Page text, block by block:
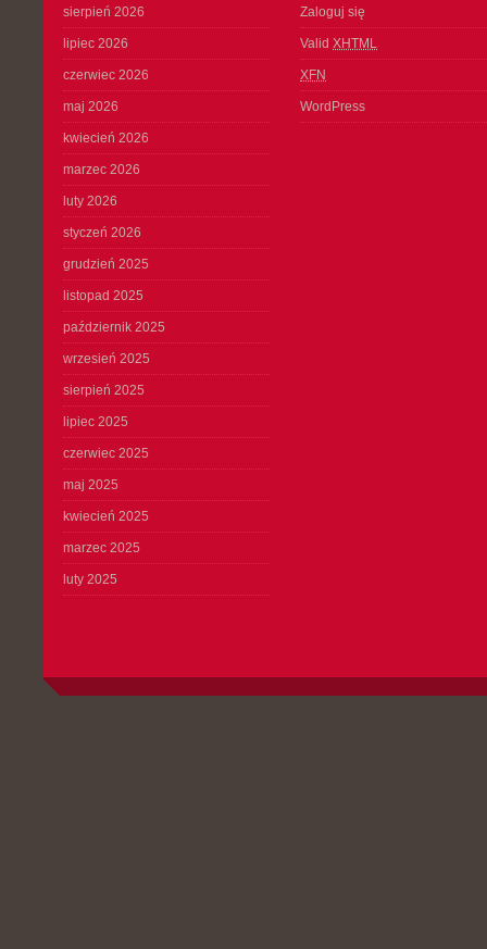
sierpień 2026
lipiec 2026
czerwiec 2026
maj 2026
kwiecień 2026
marzec 2026
luty 2026
styczeń 2026
grudzień 2025
listopad 2025
październik 2025
wrzesień 2025
sierpień 2025
lipiec 2025
czerwiec 2025
maj 2025
kwiecień 2025
marzec 2025
luty 2025
Zaloguj się
Valid XHTML
XFN
WordPress